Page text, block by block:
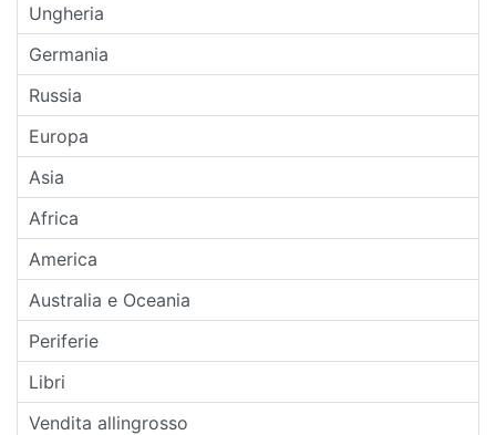
Ungheria
Germania
Russia
Europa
Asia
Africa
America
Australia e Oceania
Periferie
Libri
Vendita allingrosso